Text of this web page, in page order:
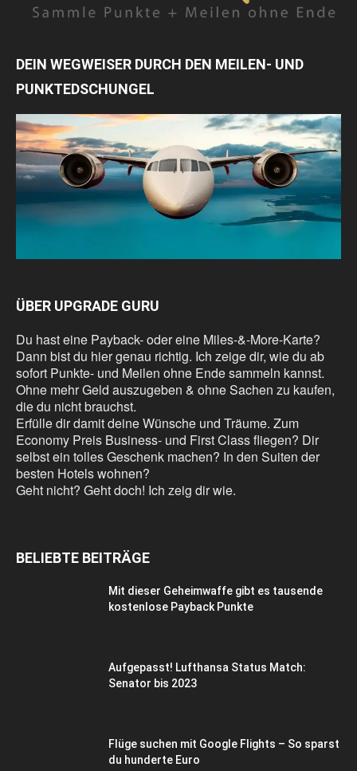
DEIN WEGWEISER DURCH DEN MEILEN- UND
PUNKTEDSCHUNGEL
ÜBER UPGRADE GURU
Du hast eine Payback- oder eine Miles-&-More-Karte?
Dann bist du hier genau richtig. Ich zeige dir, wie du ab
sofort Punkte- und Meilen ohne Ende sammeln kannst.
Ohne mehr Geld auszugeben & ohne Sachen zu kaufen,
die du nicht brauchst.
Erfülle dir damit deine Wünsche und Träume. Zum
Economy Preis Business- und First Class fliegen? Dir
selbst ein tolles Geschenk machen? In den Suiten der
besten Hotels wohnen?
Geht nicht? Geht doch! Ich zeig dir wie.
BELIEBTE BEITRÄGE
Mit dieser Geheimwaffe gibt es tausende
kostenlose Payback Punkte
Aufgepasst! Lufthansa Status Match:
Senator bis 2023
Flüge suchen mit Google Flights – So sparst
du hunderte Euro